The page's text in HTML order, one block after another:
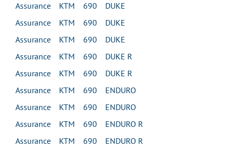
Assurance KTM 690 DUKE
Assurance KTM 690 DUKE
Assurance KTM 690 DUKE
Assurance KTM 690 DUKE R
Assurance KTM 690 DUKE R
Assurance KTM 690 ENDURO
Assurance KTM 690 ENDURO
Assurance KTM 690 ENDURO R
Assurance KTM 690 ENDURO R